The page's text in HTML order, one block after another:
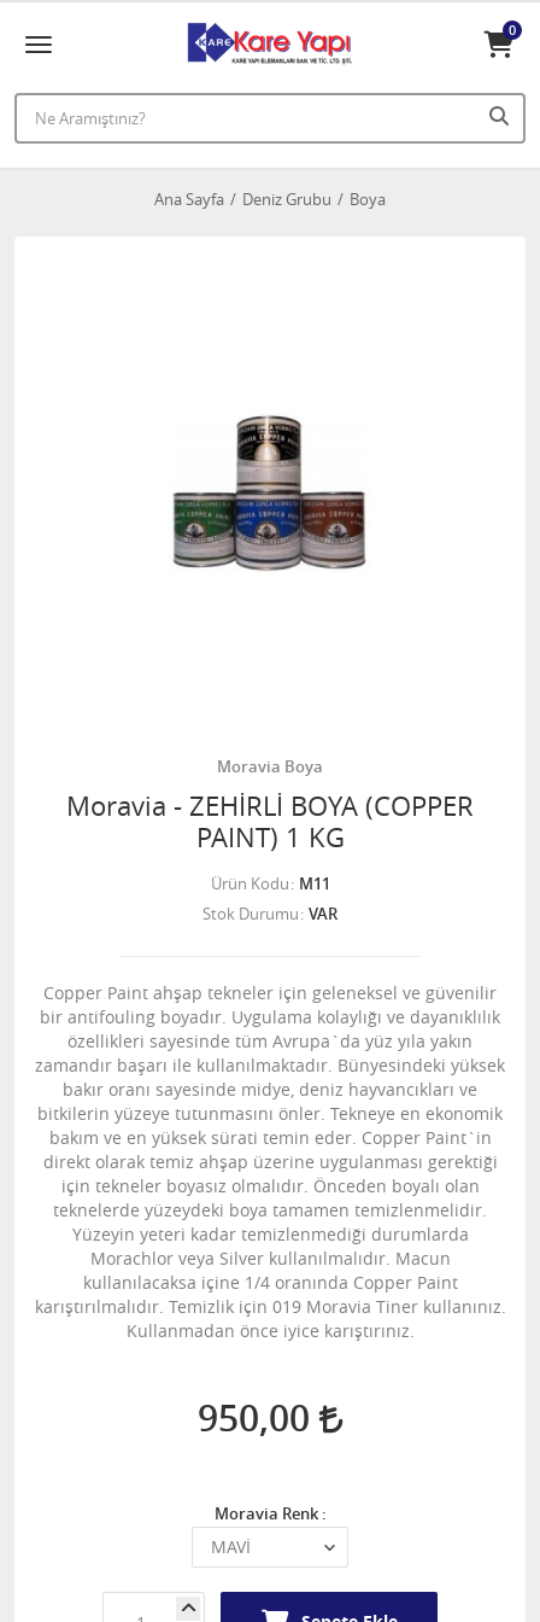
0
Ana Sayfa Deniz Grubu Boya
Moravia Boya
Moravia - ZEHİRLİ BOYA (COPPER
PAINT) 1 KG
Ürün Kodu M11
Stok Durumu VAR
Copper Paint ahşap tekneler için geleneksel ve güvenilir
bir antifouling boyadır. Uygulama kolaylığı ve dayanıklılık
özellikleri sayesinde tüm Avrupa`da yüz yıla yakın
zamandır başarı ile kullanılmaktadır. Bünyesindeki yüksek
bakır oranı sayesinde midye, deniz hayvancıkları ve
bitkilerin yüzeye tutunmasını önler. Tekneye en ekonomik
bakım ve en yüksek sürati temin eder. Copper Paint`in
direkt olarak temiz ahşap üzerine uygulanması gerektiği
için tekneler boyasız olmalıdır. Önceden boyalı olan
teknelerde yüzeydeki boya tamamen temizlenmelidir.
Yüzeyin yeteri kadar temizlenmediği durumlarda
Morachlor veya Silver kullanılmalıdır. Macun
kullanılacaksa içine 1/4 oranında Copper Paint
karıştırılmalıdır. Temizlik için 019 Moravia Tiner kullanınız.
Kullanmadan önce iyice karıştırınız.
950,00
Moravia Renk :